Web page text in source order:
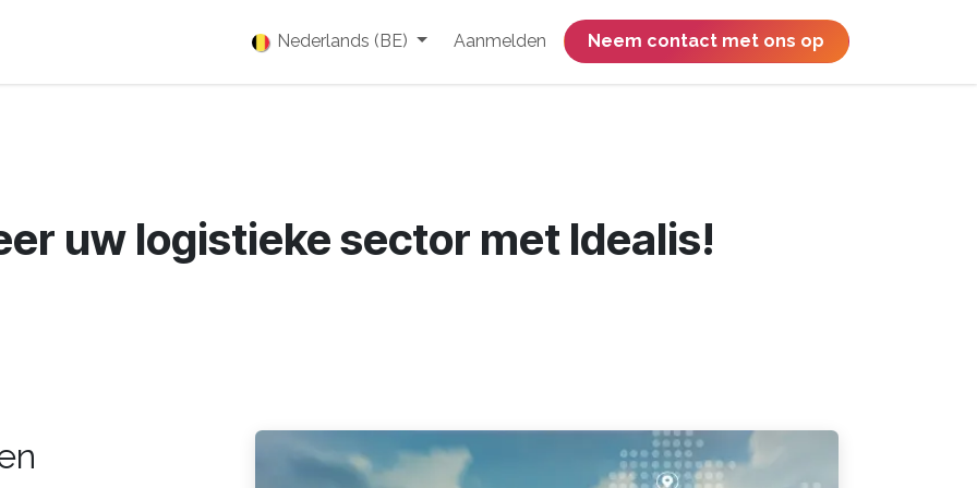
Blog Event
Nederlands (BE) Aanmelden ​​​​​​​​​​​​​​​​Neem contact met ons op
uw logistieke sector met Idealis!